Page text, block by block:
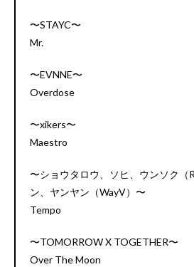
〜STAYC〜
Mr.
〜EVNNE〜
Overdose
〜xikers〜
Maestro
〜ショウタロウ、ソヒ、ウンソク（
ン、ヤンヤン（WayV）〜
Tempo
〜TOMORROW X TOGETHER〜
Over The Moon